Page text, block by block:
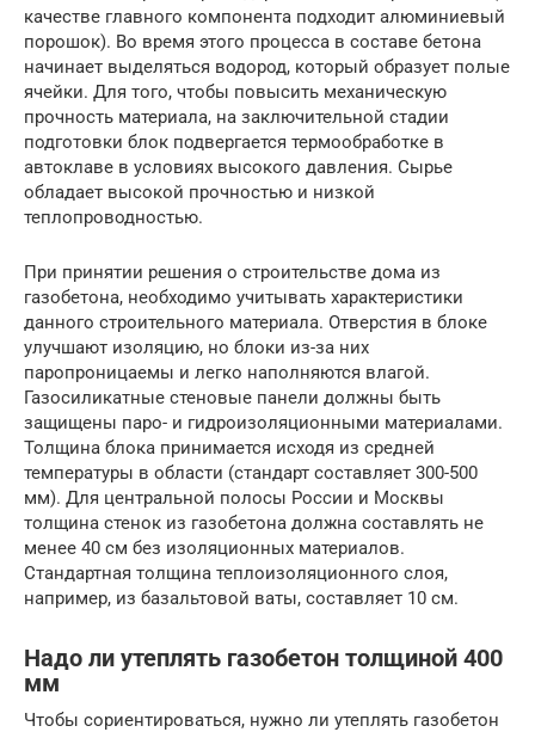
качестве главного компонента подходит алюминиевый
порошок). Во время этого процесса в составе бетона
начинает выделяться водород, который образует полые
ячейки. Для того, чтобы повысить механическую
прочность материала, на заключительной стадии
подготовки блок подвергается термообработке в
автоклаве в условиях высокого давления. Сырье
обладает высокой прочностью и низкой
теплопроводностью.
При принятии решения о строительстве дома из
газобетона, необходимо учитывать характеристики
данного строительного материала. Отверстия в блоке
улучшают изоляцию, но блоки из-за них
паропроницаемы и легко наполняются влагой.
Газосиликатные стеновые панели должны быть
защищены паро- и гидроизоляционными материалами.
Толщина блока принимается исходя из средней
температуры в области (стандарт составляет 300-500
мм). Для центральной полосы России и Москвы
толщина стенок из газобетона должна составлять не
менее 40 см без изоляционных материалов.
Стандартная толщина теплоизоляционного слоя,
например, из базальтовой ваты, составляет 10 см.
Надо ли утеплять газобетон толщиной 400
мм
Чтобы сориентироваться, нужно ли утеплять газобетон